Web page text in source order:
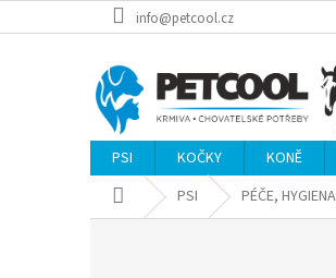
na
info@petcool.cz
PSI KOČKY KONĚ
Domů PSI PÉČE,